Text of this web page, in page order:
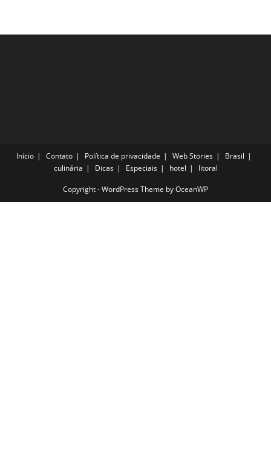
Os
Início Contato Política de privacidade Web Stories
Brasil
culinária
Dicas Especiais hotel litoral
Copyright - WordPress Theme by OceanWP